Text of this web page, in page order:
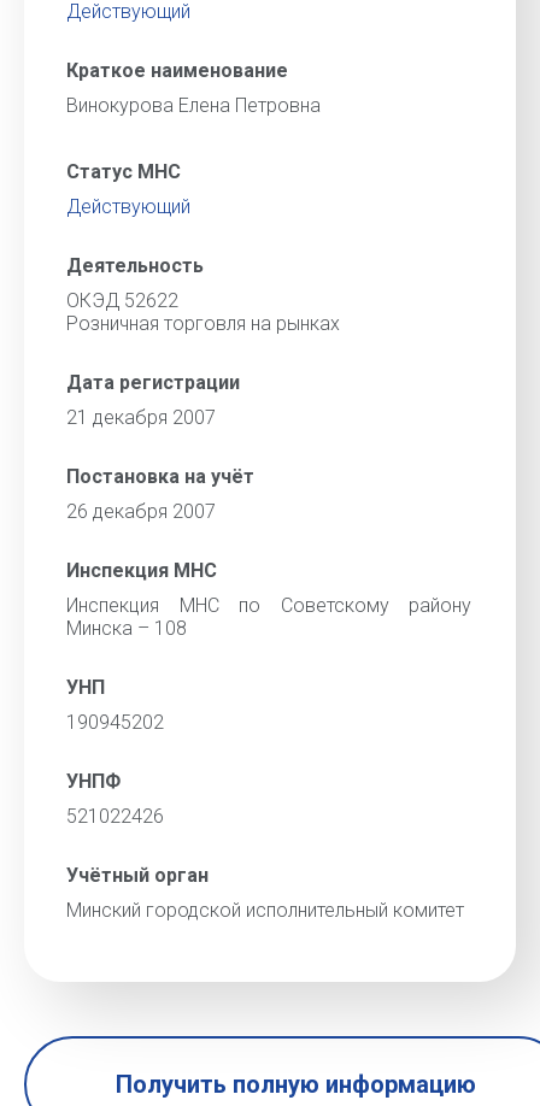
Действующий
Краткое наименование
Винокурова Елена Петровна
Статус МНС
Действующий
Деятельность
ОКЭД 52622
Розничная торговля на рынках
Дата регистрации
21 декабря 2007
Постановка на учёт
26 декабря 2007
Инспекция МНС
Инспекция МНС по Советскому району
Минска – 108
УНП
190945202
УНПФ
521022426
Учётный орган
Минский городской исполнительный комитет
Получить полную информацию